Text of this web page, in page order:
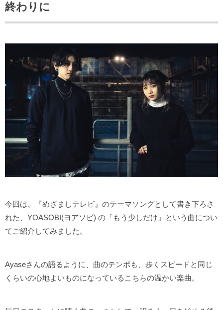
終わりに
今回は、『めざましテレビ』のテーマソングとして書き下ろさ
れた、YOASOBI(ヨアソビ) の「もう少しだけ」という曲につい
てご紹介してみました。
Ayaseさんの語るように、曲のテンポも、歩くスピードと同じ
くらいの心地よいものになっているこちらの温かい楽曲。